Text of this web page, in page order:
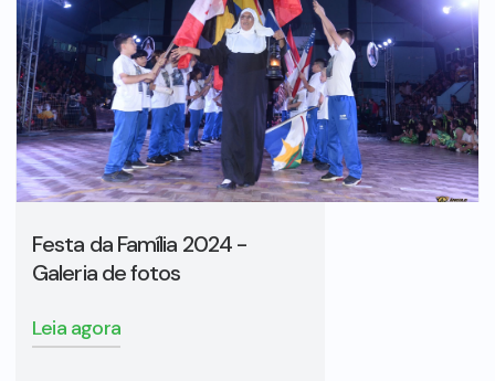
Festa da Família 2024 -
Galeria de fotos
Leia agora